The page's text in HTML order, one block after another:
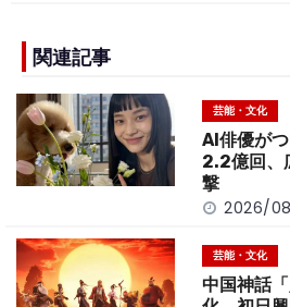
e
b
o
o
k
n
k
関連記事
芸能・文化
AI俳優が
2.2億回、
撃
2026/
芸能・文化
中国神話